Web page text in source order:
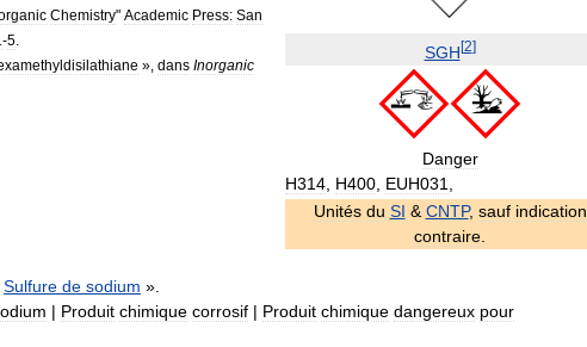
SGH[2]
Danger
H314 H400 EUH031
Unités du SI & CNTP, sauf indication
contraire
Chemistry" Academic Press: San
-5
», dans Inorganic
Sulfure de sodium ».
| Produit chimique corrosif | Produit chimique dangereux pour